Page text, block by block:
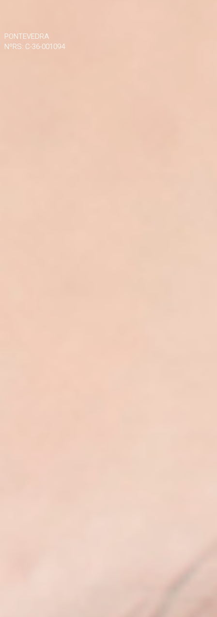
PONTEVEDRA
NºRS: C-36-001094